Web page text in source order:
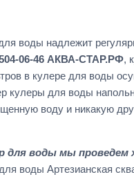
воды надлежит
06-46 АКВА-СТАР.РФ,
в кулере для воды
кулеры для воды
воду и никакую
воды мы проведем
воды Артезианская